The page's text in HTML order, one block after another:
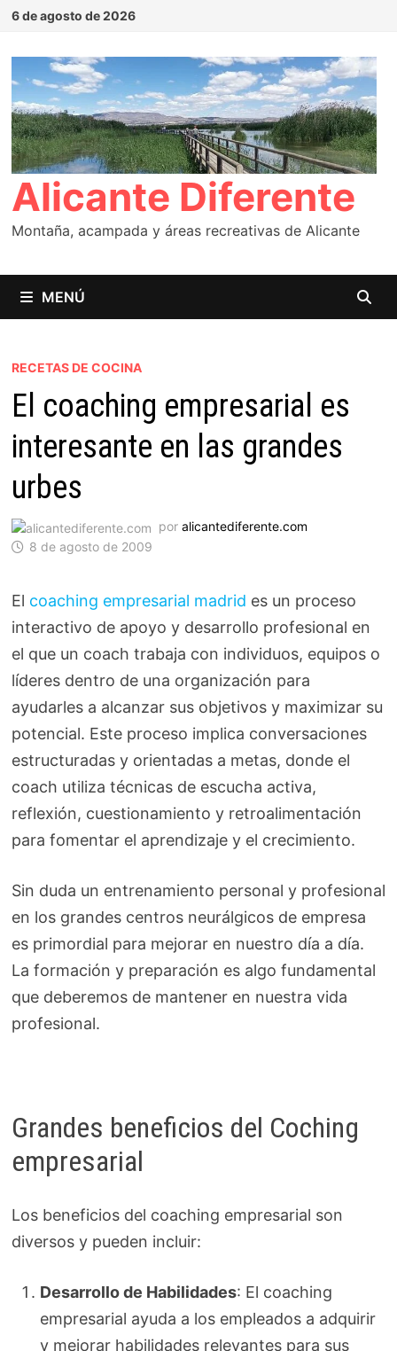
Saltar
contenido
6 de agosto de 2026
Alicante Diferente
Montaña, acampada y áreas recreativas de Alicante
MENÚ
RECETAS DE COCINA
El coaching empresarial es
interesante en las grandes
urbes
por alicantediferente.com
8 de agosto de 2009
El coaching empresarial madrid es un proceso
interactivo de apoyo y desarrollo profesional en
el que un coach trabaja con individuos, equipos o
líderes dentro de una organización para
ayudarles a alcanzar sus objetivos y maximizar su
potencial. Este proceso implica conversaciones
estructuradas y orientadas a metas, donde el
coach utiliza técnicas de escucha activa,
reflexión, cuestionamiento y retroalimentación
para fomentar el aprendizaje y el crecimiento.
Sin duda un entrenamiento personal y profesional
en los grandes centros neurálgicos de empresa
es primordial para mejorar en nuestro día a día.
La formación y preparación es algo fundamental
que deberemos de mantener en nuestra vida
profesional.
Grandes beneficios del Coching
empresarial
Los beneficios del coaching empresarial son
diversos y pueden incluir:
Desarrollo de Habilidades: El coaching
empresarial ayuda a los empleados a adquirir
y mejorar habilidades relevantes para sus